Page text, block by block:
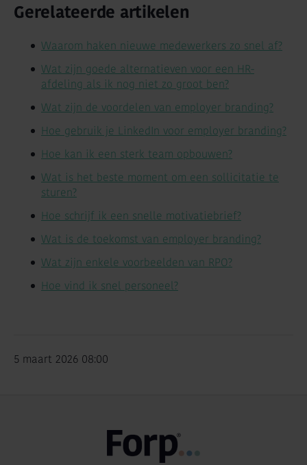
Gerelateerde artikelen
Waarom haken nieuwe medewerkers zo snel af?
Wat zijn goede alternatieven voor een HR-
afdeling als ik nog niet zo groot ben?
Wat zijn de voordelen van employer branding?
Hoe gebruik je LinkedIn voor employer branding?
Hoe kan ik een sterk team opbouwen?
Wat is het beste moment om een sollicitatie te
sturen?
Hoe schrijf ik een snelle motivatiebrief?
Wat is de toekomst van employer branding?
Wat zijn enkele voorbeelden van RPO?
Hoe vind ik snel personeel?
5 maart 2026 08:00